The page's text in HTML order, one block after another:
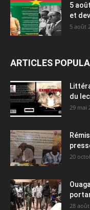
5
et
5 août
ARTICLES
du
29 mai
20
28